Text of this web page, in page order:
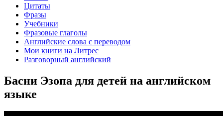
Цитаты
Фразы
Учебники
Фразовые глаголы
Английские слова с переводом
Мои книги на Литрес
Разговорный английский
Басни Эзопа для детей на английском
языке